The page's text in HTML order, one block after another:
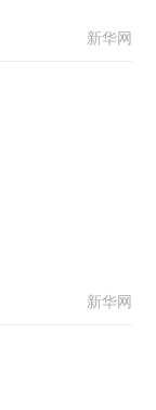
新华网
新华网